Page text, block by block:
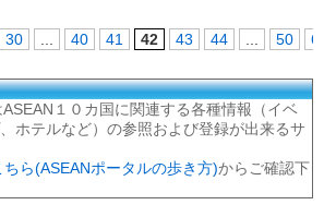
30 40 41 42 43 44 50
１０カ国に関連する各種情報（イベ
ホテルなど）の参照および登録が出来るサ
ちら(ASEANポータルの歩き方)からご確認下